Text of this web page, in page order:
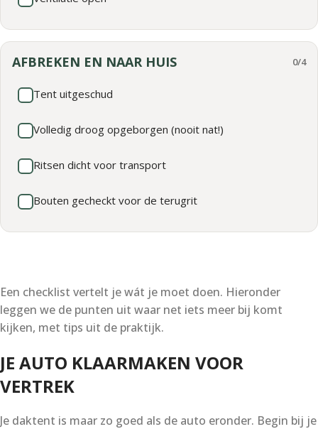
AFBREKEN EN NAAR HUIS 0/4
Tent uitgeschud
Volledig droog opgeborgen (nooit nat!)
Ritsen dicht voor transport
Bouten gecheckt voor de terugrit
Een checklist vertelt je wát je moet doen. Hieronder
leggen we de punten uit waar net iets meer bij komt
kijken, met tips uit de praktijk.
JE AUTO KLAARMAKEN VOOR
VERTREK
Je daktent is maar zo goed als de auto eronder. Begin bij je